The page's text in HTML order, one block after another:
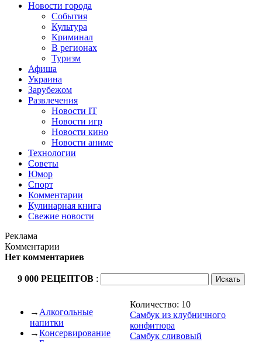
Новости города
События
Культура
Криминал
В регионах
Туризм
Афиша
Украина
Зарубежом
Развлечения
Новости IT
Новости игр
Новости кино
Новости аниме
Технологии
Советы
Юмор
Спорт
Комментарии
Кулинарная книга
Свежие новости
Реклама
Комментарии
Нет комментариев
9 000 РЕЦЕПТОВ :
→ Алкогольные
напитки
→Консервирование
Количество: 10
Самбук из клубничного
конфитюра
Самбук сливовый